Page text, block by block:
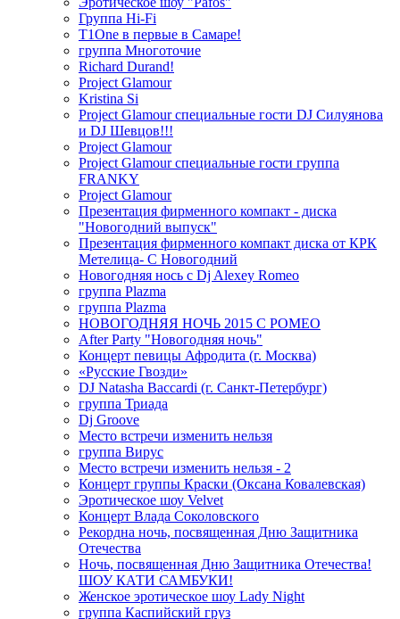
Группа Hi-Fi
T1One в первые в Самаре!
группа Многоточие
Richard Durand!
Project Glamour
Kristina Si
Project Glamour специальные гости DJ Силуянова
и DJ Шевцов!!!
Project Glamour
Project Glamour специальные гости группа
FRANKY
Project Glamour
Презентация фирменного компакт - диска
"Новогодний выпуск"
Презентация фирменного компакт диска от КРК
Метелица- С Новогодний
Новогодняя нось с Dj Alexey Romeo
группа Plazma
группа Plazma
НОВОГОДНЯЯ НОЧЬ 2015 C РОМЕО
After Party "Новогодняя ночь"
Концерт певицы Афродита (г. Москва)
«Русские Гвозди»
DJ Natasha Baccardi (г. Санкт-Петербург)
группа Триада
Dj Groove
Место встречи изменить нельзя
группа Вирус
Место встречи изменить нельзя - 2
Концерт группы Краски (Оксана Ковалевская)
Эротическое шоу Velvet
Концерт Влада Соколовского
Рекордна ночь, посвященная Дню Защитника
Отечества
Ночь, посвященная Дню Защитника Отечества!
ШОУ КАТИ САМБУКИ!
Женское эротическое шоу Lady Night
группа Каспийский груз